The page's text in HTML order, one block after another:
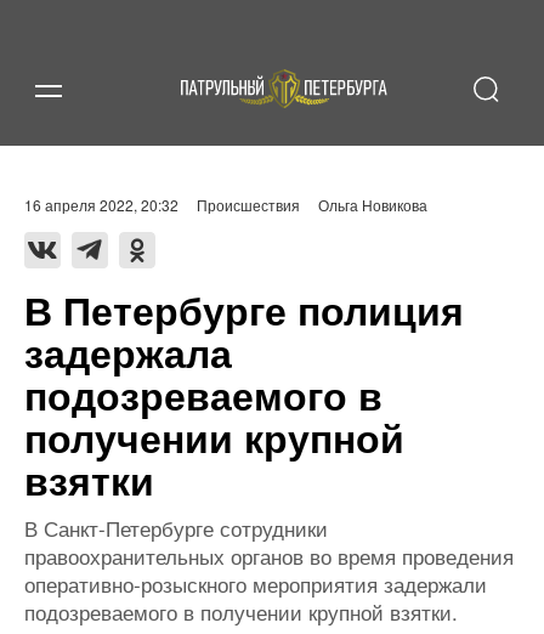
16 апреля 2022, 20:32 Происшествия Ольга Новикова
В Петербурге полиция
задержала
подозреваемого в
получении крупной
взятки
В Санкт-Петербурге сотрудники
правоохранительных органов во время проведения
оперативно-розыскного мероприятия задержали
подозреваемого в получении крупной взятки.